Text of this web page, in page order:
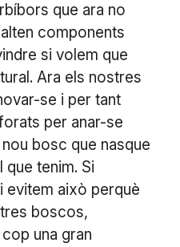
que ara no
components
si volem que
Ara els nostres
se i per tant
per anar-se
bosc que nasque
que tenim. Si
evitem això perquè
boscos,
una gran